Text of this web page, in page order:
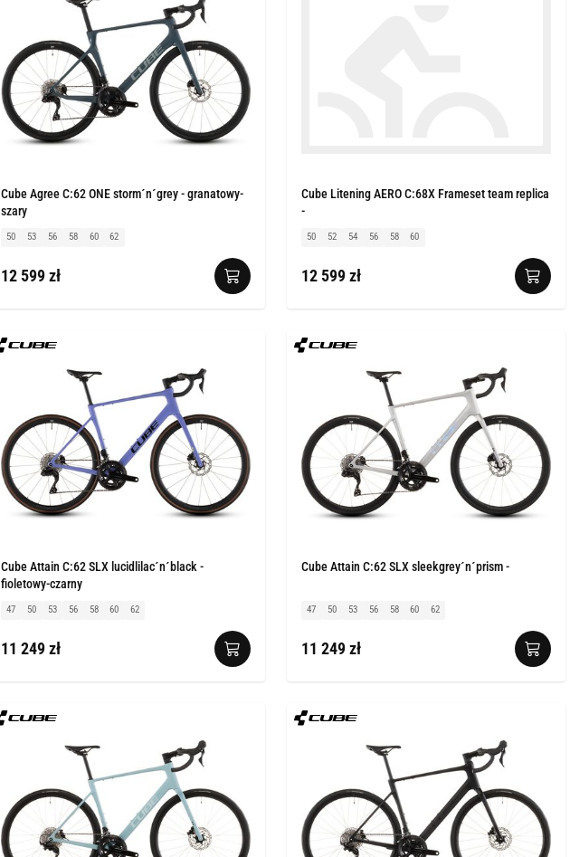
Cube Agree C:62 ONE storm´n´grey - granatowy-
szary
50 53 56 58 60 62
12 599 zł
Cube Litening AERO C:68X Frameset team replica
-
50 52 54 56 58 60
12 599 zł
Cube Attain C:62 SLX lucidlilac´n´black -
fioletowy-czarny
47 50 53 56 58 60 62
11 249 zł
Cube Attain C:62 SLX sleekgrey´n´prism -
47 50 53 56 58 60 62
11 249 zł